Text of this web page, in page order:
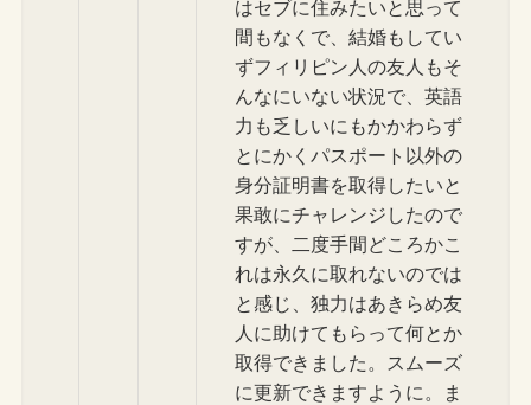
はセブに住みたいと思って
間もなくで、結婚もしてい
ずフィリピン人の友人もそ
んなにいない状況で、英語
力も乏しいにもかかわらず
とにかくパスポート以外の
身分証明書を取得したいと
果敢にチャレンジしたので
すが、二度手間どころかこ
れは永久に取れないのでは
と感じ、独力はあきらめ友
人に助けてもらって何とか
取得できました。スムーズ
に更新できますように。ま